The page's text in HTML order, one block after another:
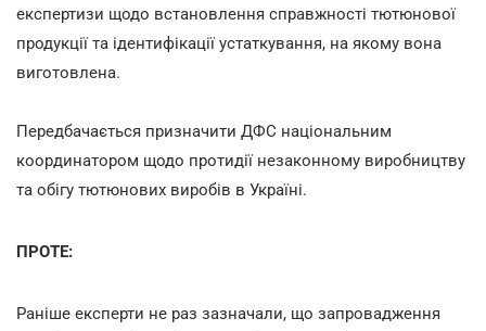
експертизи щодо встановлення справжності тютюнової
продукції та ідентифікації устаткування, на якому вона
виготовлена.
Передбачається призначити ДФС національним
координатором щодо протидії незаконному виробництву
та обігу тютюнових виробів в Україні.
ПРОТЕ:
Раніше експерти не раз зазначали, що запровадження